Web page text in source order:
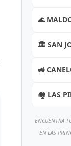
🌊
🏛️ SAN
🚜
🏘️ LAS
ENCUENTRA
EN LAS